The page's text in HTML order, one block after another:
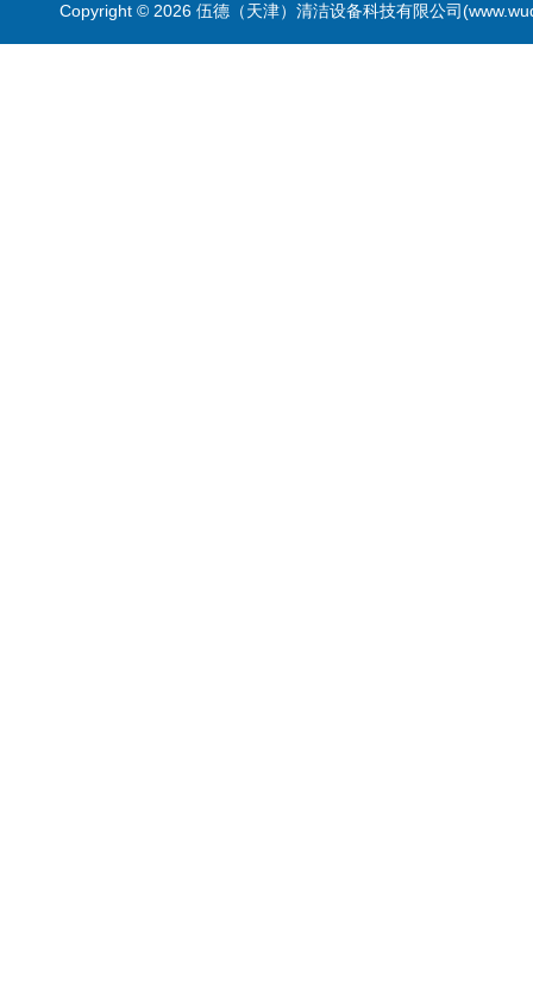
Copyright © 2026 伍德（天津）清洁设备科技有限公司